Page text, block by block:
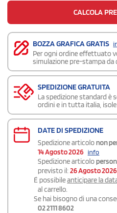
CALCOLA
BOZZA GRAFICA GRATIS
Per ogni ordine effettuato
simulazione pre-stampa da
SPEDIZIONE GRATUITA
La spedizione standard
ordini e in tutta italia,
DATE DI SPEDIZIONE
Spedizione articolo non
14 Agosto 2026 info
Spedizione articolo
previsto il: 26 Agosto 2026
É possibileanticipare la
al carrello.
Se hai bisogno di una
02 2111 8602